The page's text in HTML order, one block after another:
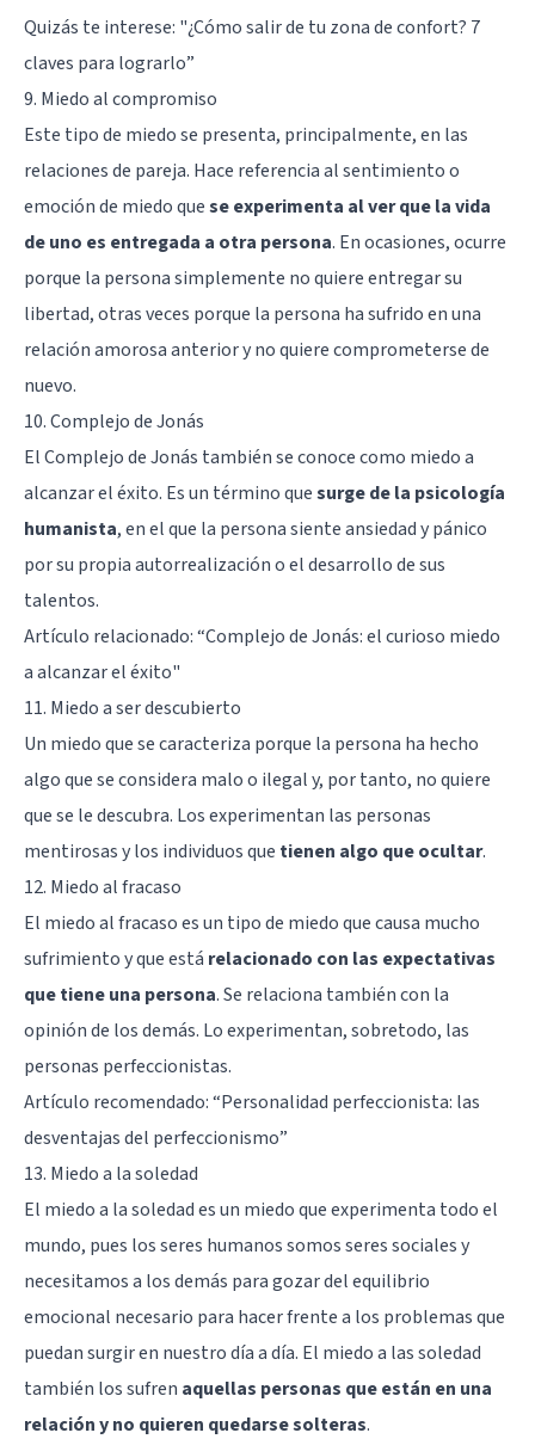
Quizás te interese: "¿Cómo salir de tu zona de confort? 7
claves para lograrlo”
9. Miedo al compromiso
Este tipo de miedo se presenta, principalmente, en las
relaciones de pareja. Hace referencia al sentimiento o
emoción de miedo quese experimenta al ver que la vida
de uno es entregada a otra persona. En ocasiones, ocurre
porque la persona simplemente no quiere entregar su
libertad, otras veces porque la persona ha sufrido en una
relación amorosa anterior y no quiere comprometerse de
nuevo.
10. Complejo de Jonás
El Complejo de Jonás también se conoce como miedo a
alcanzar el éxito. Es un término quesurge de la psicología
humanista, en el que la persona siente ansiedad y pánico
por su propia autorrealización o el desarrollo de sus
talentos.
Artículo relacionado: “Complejo de Jonás: el curioso miedo
a alcanzar el éxito"
11. Miedo a ser descubierto
Un miedo que se caracteriza porque la persona ha hecho
algo que se considera malo o ilegal y, por tanto, no quiere
que se le descubra. Los experimentan las personas
mentirosas y los individuos que tienen algo que ocultar.
12. Miedo al fracaso
El miedo al fracaso es un tipo de miedo que causa mucho
sufrimiento y que está relacionado con las expectativas
que tiene una persona. Se relaciona también con la
opinión de los demás. Lo experimentan, sobretodo, las
personas perfeccionistas.
Artículo recomendado: “Personalidad perfeccionista: las
desventajas del perfeccionismo”
13. Miedo a la soledad
El miedo a la soledad es un miedo que experimenta todo el
mundo, pues los seres humanos somos seres sociales y
necesitamos a los demás para gozar del equilibrio
emocional necesario para hacer frente a los problemas que
puedan surgir en nuestro día a día. El miedo a las soledad
también los sufren aquellas personas que están en una
relación y no quieren quedarse solteras.